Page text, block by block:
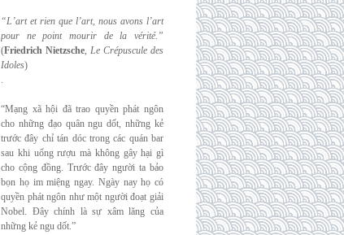
“L’art et rien que l’art, nous avons l’art
pour ne point mourir de la vérité.”
(Friedrich Nietzsche, Le Crépuscule des
Idoles)
.
“Mạng xã hội đã trao quyền phát ngôn
cho những đạo quân ngu dốt, những kẻ
trước đây chỉ tán dóc trong các quán bar
sau khi uống rượu mà không gây hại gì
cho cộng đồng. Trước đây người ta bảo
bọn họ im miệng ngay. Ngày nay họ có
quyền phát ngôn như một người đoạt giải
Nobel. Đây chính là sự xâm lăng của
những kẻ ngu dốt.”